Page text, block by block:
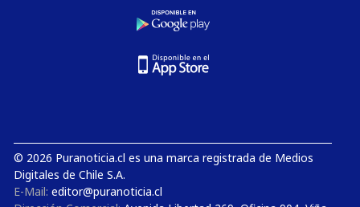
© 2026 Puranoticia.cl es una marca registrada de Medios
Digitales de Chile S.A.
E-Mail: editor@puranoticia.cl